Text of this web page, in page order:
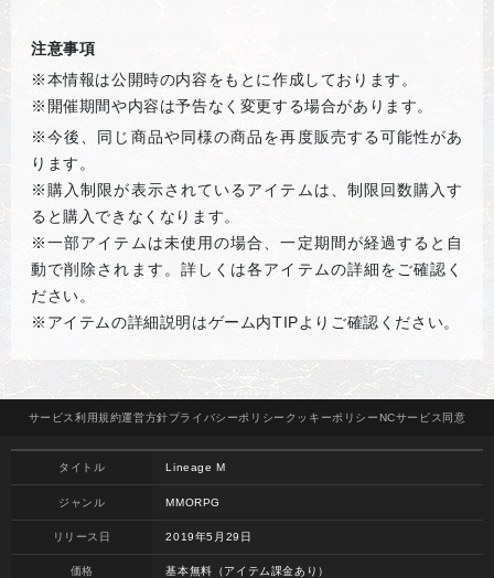
注意事項
※本情報は公開時の内容をもとに作成しております。
※開催期間や内容は予告なく変更する場合があります。
※今後、同じ商品や同様の商品を再度販売する可能性があ
ります。
※購入制限が表示されているアイテムは、制限回数購入す
ると購入できなくなります。
※一部アイテムは未使用の場合、一定期間が経過すると自
動で削除されます。詳しくは各アイテムの詳細をご確認く
ださい。
※アイテムの詳細説明はゲーム内TIPよりご確認ください。
サービス 利用規約運営方針プライバシーポリシー クッキーポリシーNCサービス 同意
タイトル Lineage M
ジャンル MMORPG
リリース日 2019年5月29日
価格 基本無料（アイテム課金あり）